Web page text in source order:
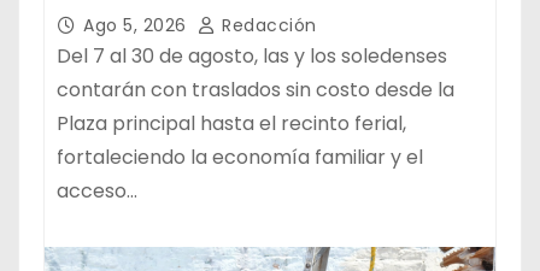
FENAPO
Ago 5, 2026 Redacción
Del 7 al 30 de agosto, las y los soledenses
contarán con traslados sin costo desde la
Plaza principal hasta el recinto ferial,
fortaleciendo la economía familiar y el
acceso…